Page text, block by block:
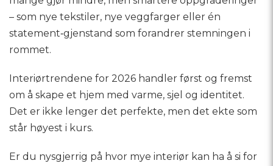
– som nye tekstiler, nye veggfarger eller én
statement‑gjenstand som forandrer stemningen i
rommet.
Interiørtrendene for 2026 handler først og fremst
om å skape et hjem med varme, sjel og identitet.
Det er ikke lenger det perfekte, men det ekte som
står høyest i kurs.
Er du nysgjerrig på hvor mye interiør kan ha å si for